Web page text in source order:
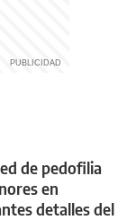
de pedofilia
en
detalles del